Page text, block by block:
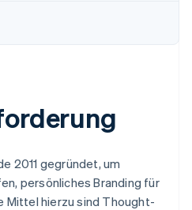
2011 gegründet, um
persönliches Branding für
Mittel hierzu sind Thought-